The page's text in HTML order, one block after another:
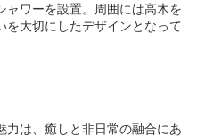
ャワーを設置。周囲には高木を
を大切にしたデザインとなって
力は、癒しと非日常の融合にあ